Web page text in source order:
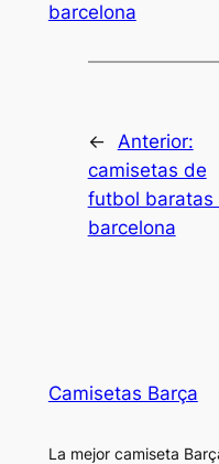
barcelona
←
Anterior:
camisetas de
futbol baratas
barcelona
Camisetas Barça
La mejor camiseta